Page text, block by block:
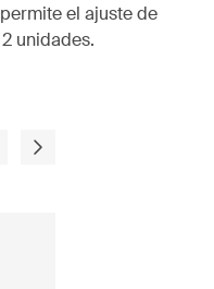
el ajuste de
unidades.